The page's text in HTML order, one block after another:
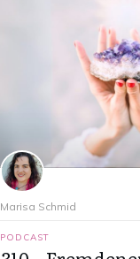
Marisa Schmid
PODCAST